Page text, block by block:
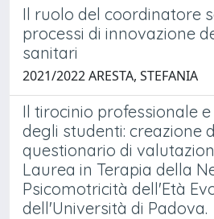
Il ruolo del coordinatore
processi di innovazione
sanitari
2021/2022 ARESTA, STEFANIA
Il tirocinio professionale
degli studenti: creazione
questionario di
Laurea in Terapia della
Psicomotricità dell'Età
dell'Università di Padova.